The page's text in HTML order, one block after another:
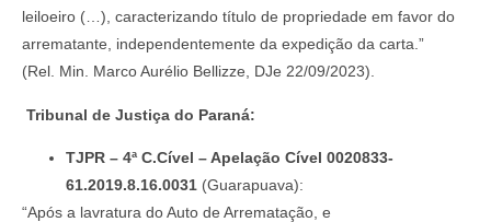
leiloeiro (…), caracterizando título de propriedade em favor do
arrematante, independentemente da expedição da carta.”
(Rel. Min. Marco Aurélio Bellizze, DJe 22/09/2023).
Tribunal de Justiça do Paraná:
TJPR – 4ª C.Cível – Apelação Cível 0020833-
61.2019.8.16.0031 (Guarapuava):
“Após a lavratura do Auto de Arrematação, e